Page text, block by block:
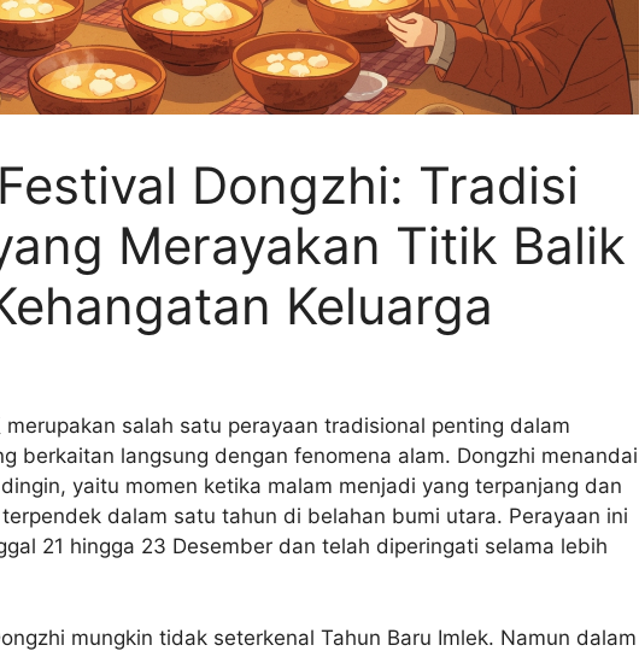
Dongzhi: Tradisi
Merayakan Titik Balik
Keluarga
merupakan salah satu perayaan tradisional penting dalam
berkaitan langsung dengan fenomena alam. Dongzhi menandai
yaitu momen ketika malam menjadi yang terpanjang dan
dalam satu tahun di belahan bumi utara. Perayaan ini
21 hingga 23 Desember dan telah diperingati selama lebih
mungkin tidak seterkenal Tahun Baru Imlek. Namun dalam